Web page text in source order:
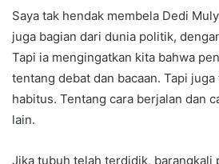
Saya tak hendak membela Dedi
juga bagian dari dunia politik,
Tapi ia mengingatkan kita bahwa
tentang debat dan bacaan. Tapi
habitus. Tentang cara berjalan dan
lain.
Jika tubuh telah terdidik, barangkali